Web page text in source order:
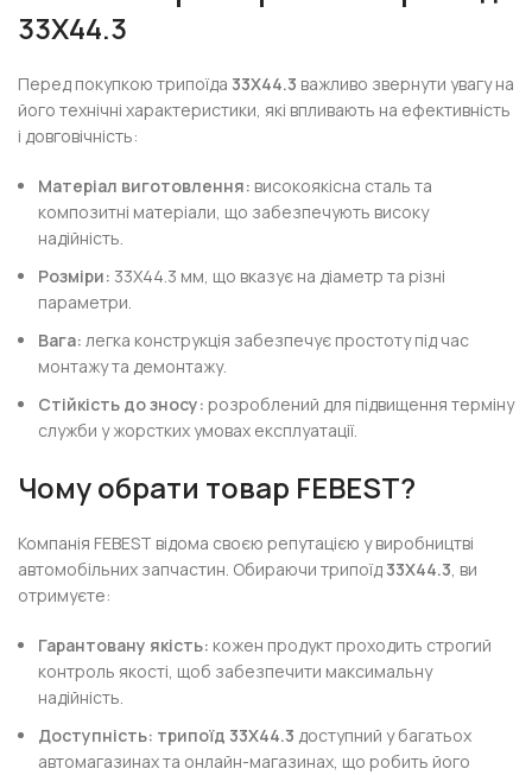
33X44.3
Перед покупкою трипоїда 33X44.3 важливо звернути увагу на
його технічні характеристики, які впливають на ефективність
і довговічність:
Матеріал виготовлення: високоякісна сталь та
композитні матеріали, що забезпечують високу
надійність.
Розміри: 33X44.3 мм, що вказує на діаметр та різні
параметри.
Вага: легка конструкція забезпечує простоту під час
монтажу та демонтажу.
Стійкість до зносу: розроблений для підвищення терміну
служби у жорстких умовах експлуатації.
Чому обрати товар FEBEST?
Компанія FEBEST відома своєю репутацією у виробництві
автомобільних запчастин. Обираючи трипоїд 33X44.3, ви
отримуєте:
Гарантовану якість: кожен продукт проходить строгий
контроль якості, щоб забезпечити максимальну
надійність.
Доступність: трипоїд 33X44.3 доступний у багатьох
автомагазинах та онлайн-магазинах, що робить його